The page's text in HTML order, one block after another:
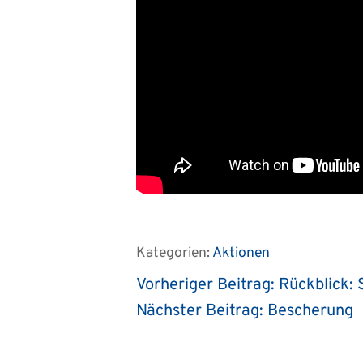
Kategorien: Aktionen
Vorheriger Beitrag: Rückblick:
Nächster Beitrag: Bescherung